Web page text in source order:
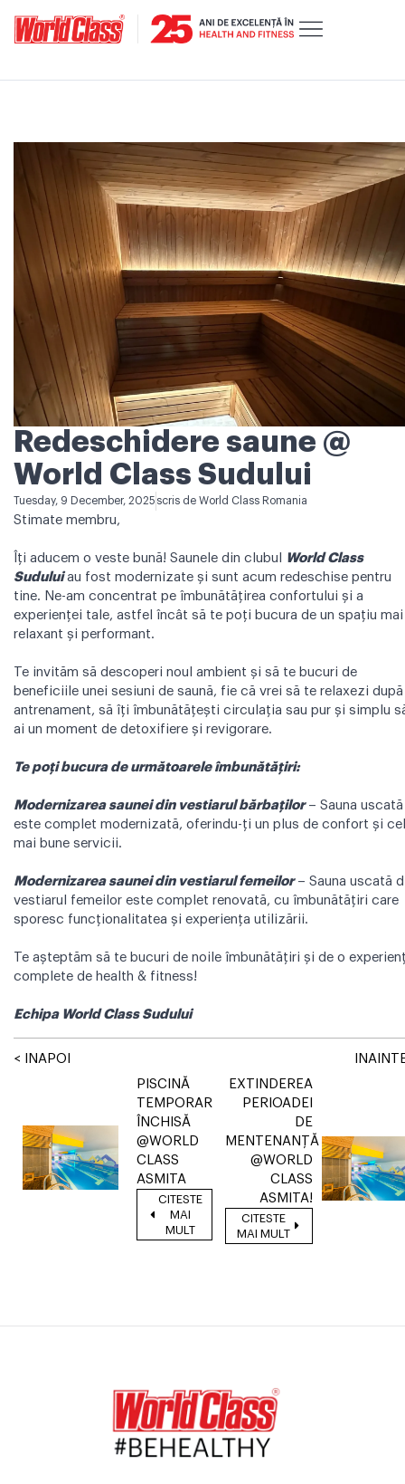
Redeschidere saune @
World Class Sudului
Tuesday, 9 December, 2025 scris de World Class Romania
Stimate membru,
Îți aducem o veste bună! Saunele din clubul
World Class
Suduluiau fost modernizate și sunt acum redeschise pentru
tine. Ne-am concentrat pe îmbunătățirea confortului și a
experienței tale, astfel încât să te poți bucura de un spațiu mai
relaxant și performant.
Te invităm să descoperi noul ambient și să te bucuri de
beneficiile unei sesiuni de saună, fie că vrei să te relaxezi după
antrenament, să îți îmbunătățești circulația sau pur și simplu
ai un moment de detoxifiere și revigorare.
Te poți bucura de următoarele îmbunătățiri:
Modernizarea saunei din vestiarul bărbaților– Sauna uscată
este complet modernizată, oferindu-ți un plus de confort și
mai bune servicii.
Modernizarea saunei din vestiarul femeilor– Sauna uscată
vestiarul femeilor este complet renovată, cu îmbunătățiri care
sporesc funcționalitatea și experiența utilizării.
Te așteptăm să te bucuri de noile îmbunătățiri și de o
complete de health & fitness!
Echipa World Class Sudului
< INAPOI
PISCINĂ
TEMPORAR
ÎNCHISĂ
@WORLD
CLASS
ASMITA
CITESTE
MAI
MULT
EXTINDEREA
PERIOADEI
DE
MENTENANȚĂ
@WORLD
CLASS
ASMITA!
CITESTE
MAI MULT